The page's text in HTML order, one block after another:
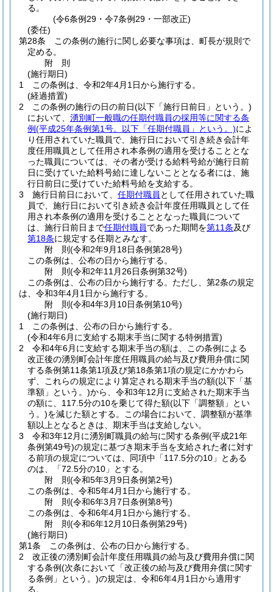
る。
(令6条例29・令7条例29・一部改正)
(委任)
第28条
この条例の施行に関し必要な事項は、町長が規則で
定める。
附 則
(施行期日)
1
この条例は、令和2年4月1日から施行する。
(経過措置)
2
この条例の施行の日の前日(以下「施行日前日」という。)
において、 湧別町一般職の任期付職員の採用等に関する条
例(平成25年条例第1号。以下「任期付職員」という。)によ
り任用されていた職員で、施行日において引き続き会計年
度任用職員として任用され本条例の適用を受けることとな
った職員については、その者が受ける給料号給が施行日前
日に受けていた給料号給に達しないこととなる者には、施
行日前日に受けていた給料号給を支給する。
3
施行日前日において、 任期付職員 として任用されていた職
員で、施行日において引き続き会計年度任用職員として任
用され本条例の適用を受けることとなった職員について
は、施行日前日まで任期付職員であった期間を第11条及び
第18条に規定する任期とみなす。
附 則(令和2年9月18日条例第28号)
この条例は、公布の日から施行する。
附 則(令和2年11月26日条例第32号)
この条例は、公布の日から施行する。 ただし、第2条の規定
は、令和3年4月1日から施行する。
附 則(令和4年3月10日条例第10号)
(施行期日)
1
この条例は、公布の日から施行する。
(令和4年6月に支給する期末手当に関する特例措置)
2
令和4年6月に支給する期末手当の額は、この条例による
改正後の湧別町会計年度任用職員の給与及び費用弁償に関
する条例第11条第1項及び第18条第1項の規定にかかわら
ず、これらの規定により算定される期末手当の額(以下「基
準額」という。)から、令和3年12月に支給された期末手当
の額に、117.5分の10を乗じて得た額(以下「調整額」とい
う。)を減じた額とする。
この場合において、調整額が基準
額以上となるときは、期末手当は支給しない。
3
令和3年12月に湧別町職員の給与に関する条例(平成21年
条例第49号)の規定に基づき期末手当を支給された者に対す
る前項の規定については、同項中「117.5分の10」とある
のは、「72.5分の10」とする。
附 則(令和5年3月9日条例第2号)
この条例は、令和5年4月1日から施行する。
附 則(令和6年3月7日条例第8号)
この条例は、令和6年4月1日から施行する。
附 則(令和6年12月10日条例第29号)
(施行期日)
第1条
この条例は、公布の日から施行する。
2
改正後の湧別町会計年度任用職員の給与及び費用弁償に関
する条例(次条において「改正後の給与及び費用弁償に関す
る条例」という。)の規定は、令和6年4月1日から適用す
る。